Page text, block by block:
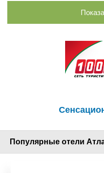
Популярные отели